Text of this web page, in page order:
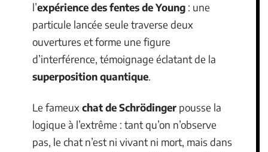
l’expérience des fentes de Young : une
particule lancée seule traverse deux
ouvertures et forme une figure
d’interférence, témoignage éclatant de la
superposition quantique.
Le fameux chat de Schrödinger pousse la
logique à l’extrême : tant qu’on n’observe
pas, le chat n’est ni vivant ni mort, mais dans